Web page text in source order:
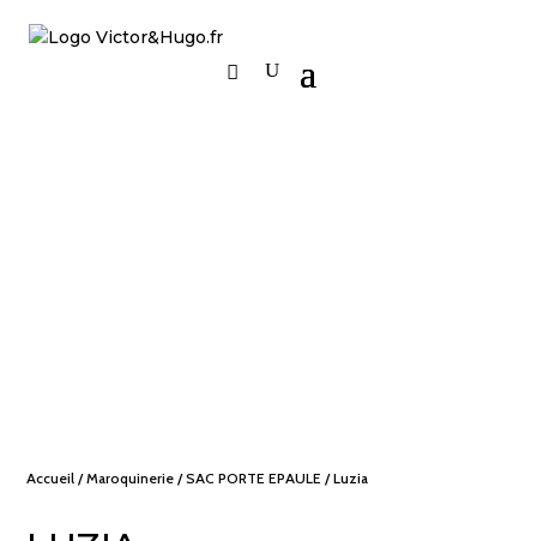
Accueil /Maroquinerie /SAC PORTE EPAULE / Luzia